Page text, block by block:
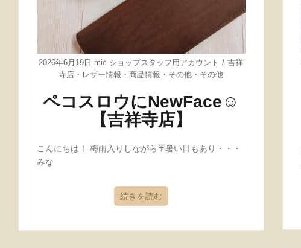
2026年6月19日 mic ショップスタッフ用アカウント
吉祥
寺店 ・ レザー情報 ・商品情報 ・ その他 ・ その他
ペコスロウにNewFace☺
【吉祥寺店】
こんにちは！ 梅雨入りしながら☔暑い日もあり・・・
みな
続きを読む